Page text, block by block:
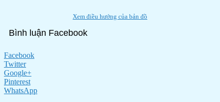
Xem điều hướng của bản đồ
Bình luận Facebook
Facebook
Twitter
Google+
Pinterest
WhatsApp